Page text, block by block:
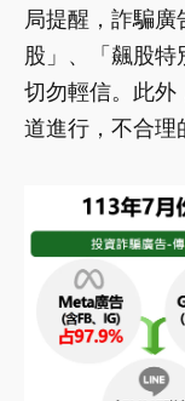
局提醒，詐騙
股」、「飆股
切勿輕信。此外
道進行，不合理